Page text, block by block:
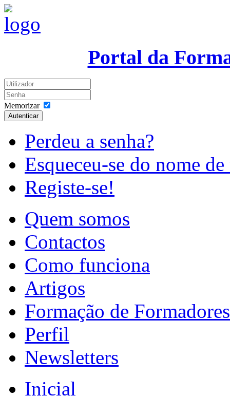
Portal da
Memorizar
Autenticar
Perdeu a senha?
Esqueceu-se do nome
Registe-se!
Quem somos
Contactos
Como funciona
Artigos
Formação de Formadores
Perfil
Newsletters
Inicial